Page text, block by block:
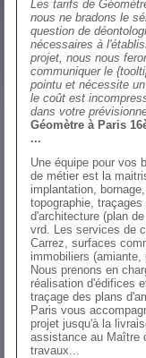
Les tarifs de
nous ne bradons le
question de
nécessaires à
projet, nous nous
communiquer le
pointu et nécessite
le coût est
dans votre
Géomètre à Paris
...
Une équipe pour vos
de métier est la
implantation,
topographie,
d'architecture (plan
vrd. Les services de
Carrez, surfaces
immobiliers (amiante,
Nous prenons en
réalisation d'édifices
traçage des plans
Paris vous
projet jusqu'à la
assistance au Maître
travaux...